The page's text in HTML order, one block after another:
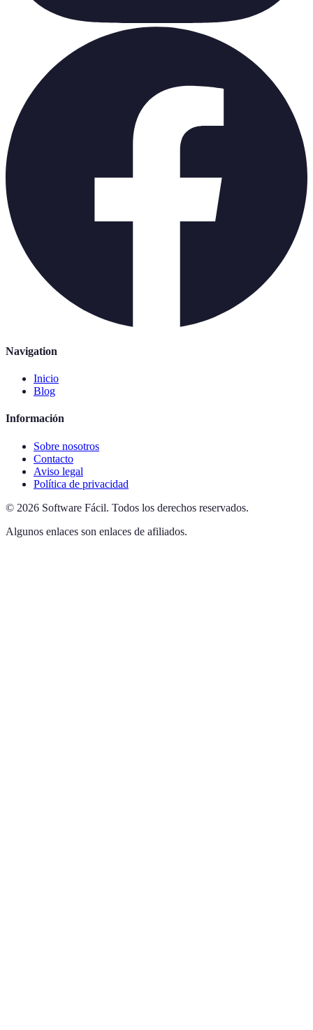
Navigation
Inicio
Blog
Información
Sobre nosotros
Contacto
Aviso legal
Política de privacidad
© 2026 Software Fácil. Todos los derechos reservados.
Algunos enlaces son enlaces de afiliados.